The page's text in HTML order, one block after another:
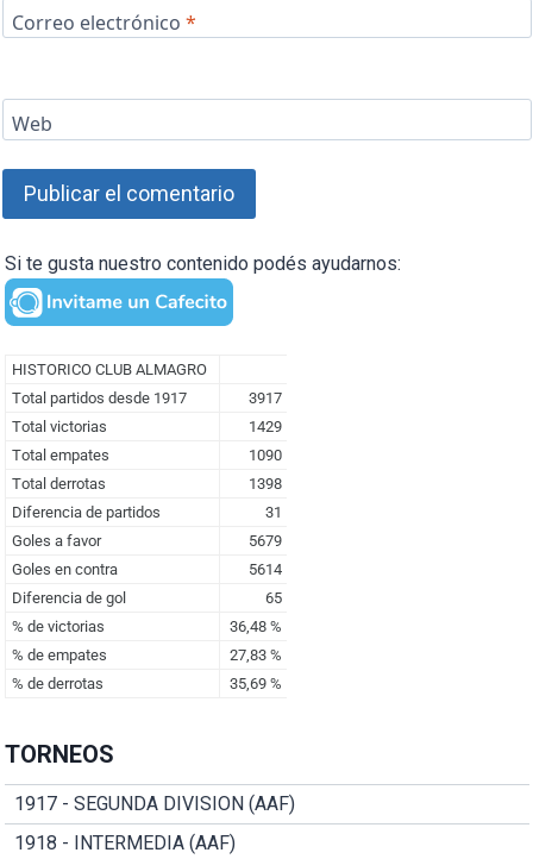
Correo electrónico *
Web
Si te gusta nuestro contenido podés ayudarnos:
TORNEOS
1917 - SEGUNDA DIVISION (AAF)
1918 - INTERMEDIA (AAF)